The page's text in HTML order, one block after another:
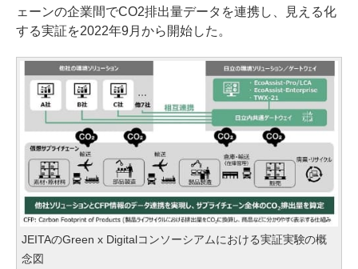
ェーンの企業間でCO2排出量データを連携し、見える化
する実証を2022年9月から開始した。
JEITAのGreen x Digitalコンソーシアムにおける実証実験の概
念図